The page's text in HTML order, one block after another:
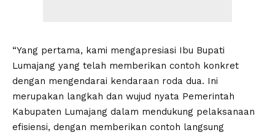
“Yang pertama, kami mengapresiasi Ibu Bupati
Lumajang yang telah memberikan contoh konkret
dengan mengendarai kendaraan roda dua. Ini
merupakan langkah dan wujud nyata Pemerintah
Kabupaten Lumajang dalam mendukung pelaksanaan
efisiensi, dengan memberikan contoh langsung